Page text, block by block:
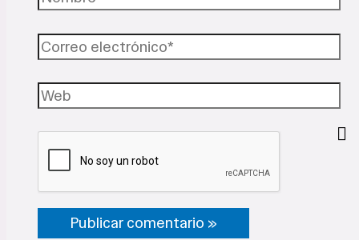
Correo
electrónico*
Web